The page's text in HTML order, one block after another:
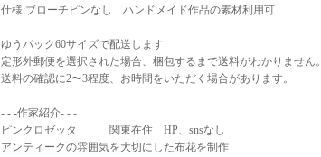
仕様:ブローチピンなし ハンドメイド作品の素材利用可
ゆうパック60サイズで配送します
定形外郵便を選択された場合、梱包するまで送料がわかりません。
送料の確認に2〜3程度、お時間をいただく場合があります。
- - -作家紹介- - -
ピンクロゼッタ 関東在住 HP、snsなし
アンティークの雰囲気を大切にした布花を制作